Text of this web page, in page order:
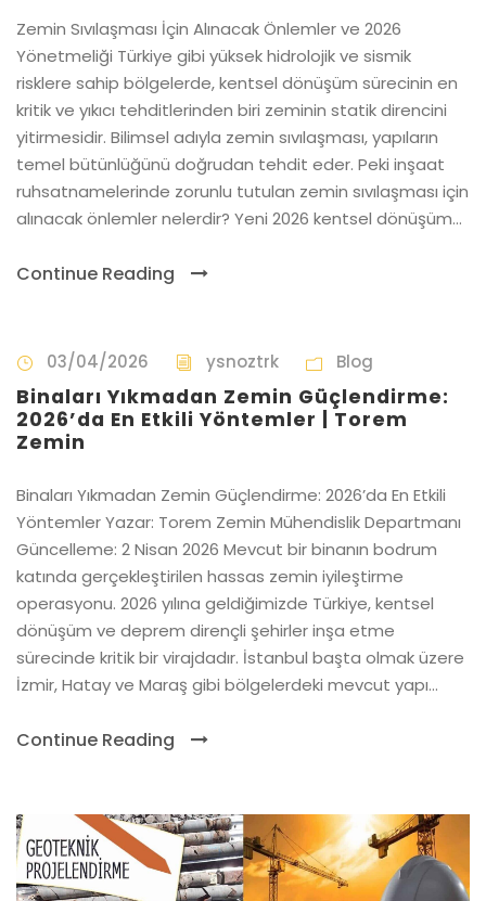
Zemin Sıvılaşması İçin Alınacak Önlemler ve 2026
Yönetmeliği Türkiye gibi yüksek hidrolojik ve sismik
risklere sahip bölgelerde, kentsel dönüşüm sürecinin en
kritik ve yıkıcı tehditlerinden biri zeminin statik direncini
yitirmesidir. Bilimsel adıyla zemin sıvılaşması, yapıların
temel bütünlüğünü doğrudan tehdit eder. Peki inşaat
ruhsatnamelerinde zorunlu tutulan zemin sıvılaşması için
alınacak önlemler nelerdir? Yeni 2026 kentsel dönüşüm...
Continue Reading
03/04/2026 ysnoztrk Blog
Binaları Yıkmadan Zemin Güçlendirme:
2026’da En Etkili Yöntemler | Torem
Zemin
Binaları Yıkmadan Zemin Güçlendirme: 2026’da En Etkili
Yöntemler Yazar: Torem Zemin Mühendislik Departmanı
Güncelleme: 2 Nisan 2026 Mevcut bir binanın bodrum
katında gerçekleştirilen hassas zemin iyileştirme
operasyonu. 2026 yılına geldiğimizde Türkiye, kentsel
dönüşüm ve deprem dirençli şehirler inşa etme
sürecinde kritik bir virajdadır. İstanbul başta olmak üzere
İzmir, Hatay ve Maraş gibi bölgelerdeki mevcut yapı...
Continue Reading